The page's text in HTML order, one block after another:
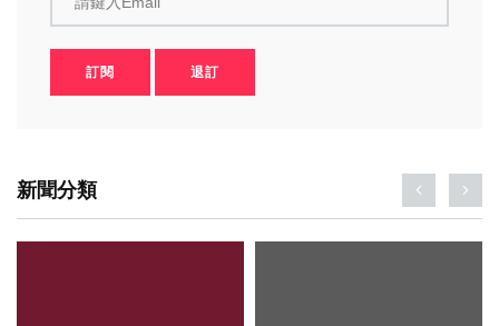
訂閱 退訂
新聞分類